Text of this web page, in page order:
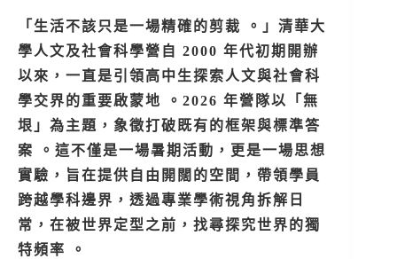
「生活不該只是一場精確的剪裁 。」清華大
學人文及社會科學營自 2000 年代初期開辦
以來，一直是引領高中生探索人文與社會科
學交界的重要啟蒙地 。2026 年營隊以「無
垠」為主題，象徵打破既有的框架與標準答
案 。這不僅是一場暑期活動，更是一場思想
實驗，旨在提供自由開闊的空間，帶領學員
跨越學科邊界，透過專業學術視角拆解日
常，在被世界定型之前，找尋探究世界的獨
特頻率 。